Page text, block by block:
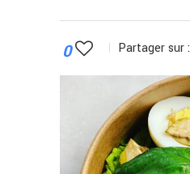
0 Partager sur :